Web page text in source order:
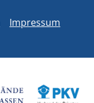
Impressum